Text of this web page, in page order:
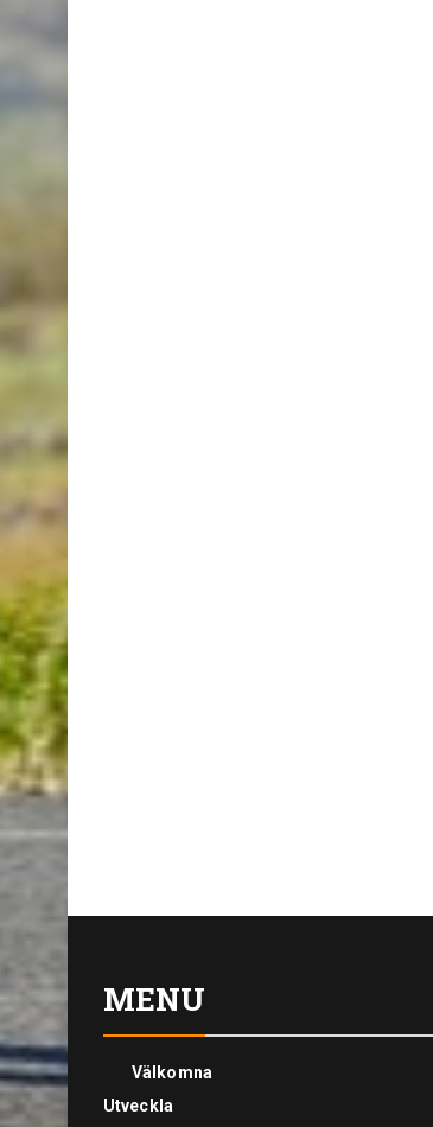
MENU
Välkomna
Utveckla